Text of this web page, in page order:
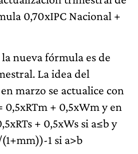
0,70xIPC Nacional +
nueva fórmula es de
La idea del
marzo se actualice con
0,5xRTm + 0,5xWm y en
+ 0,5xWs si a≤b y
1 si a>b